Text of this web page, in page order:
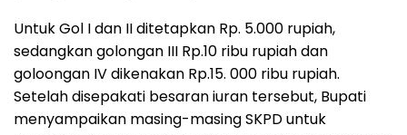
Untuk Gol I dan II ditetapkan Rp. 5.000 rupiah,
sedangkan golongan III Rp.10 ribu rupiah dan
goloongan IV dikenakan Rp.15. 000 ribu rupiah.
Setelah disepakati besaran iuran tersebut, Bupati
menyampaikan masing-masing SKPD untuk